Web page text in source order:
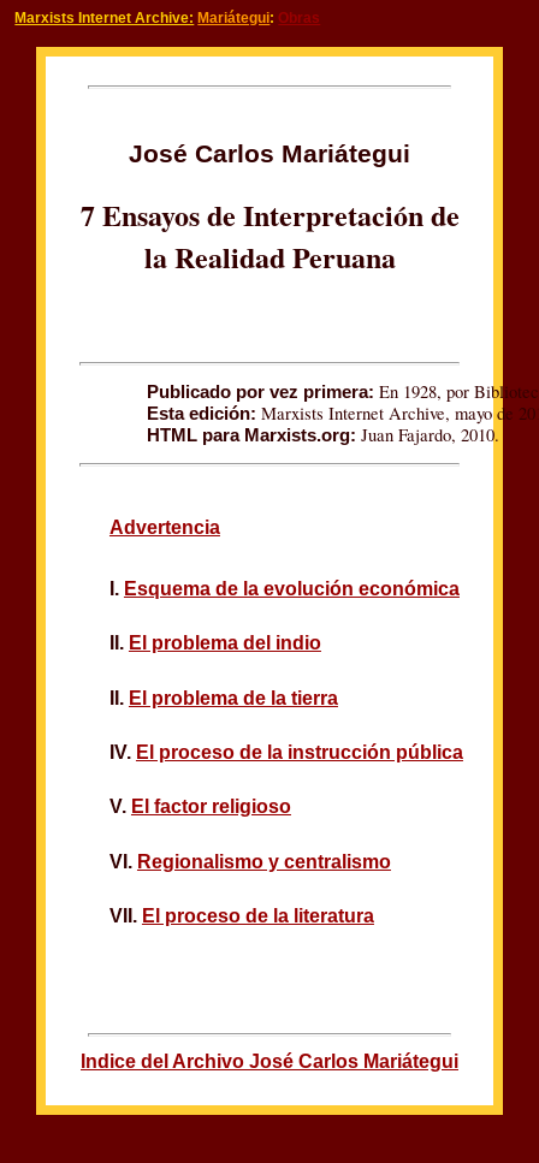
Marxists Internet Archive: Mariátegui:Obras
José Carlos Mariátegui
7 Ensayos de Interpretación de
la Realidad Peruana
Publicado por vez primera: En 1928, por
Esta edición: Marxists Internet Archive, mayo de
HTML para Marxists.org: Juan Fajardo, 2010.
Advertencia
I. Esquema de la evolución económica
II. El problema del indio
II. El problema de la tierra
IV. El proceso de la instrucción pública
V. El factor religioso
VI. Regionalismo y centralismo
VII. El proceso de la literatura
Indice del Archivo José Carlos Mariátegui